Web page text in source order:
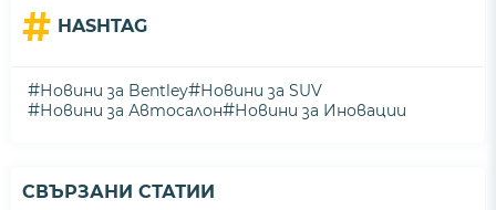
# HASHTAG
#Новини за Bentley#Новини за SUV
#Новини за Автосалон#Новини за Иновации
СВЪРЗАНИ СТАТИИ